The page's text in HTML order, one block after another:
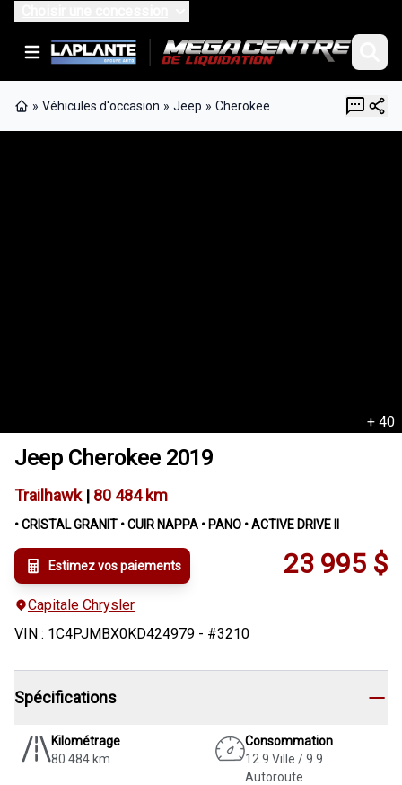
» Véhicules d'occasion » Jeep » Cherokee
+ 40
Jeep Cherokee 2019
Trailhawk| 80 484 km
• CRISTAL GRANIT • CUIR NAPPA • PANO • ACTIVE DRIVE II
23 995$
Estimez vos paiements
Capitale Chrysler
VIN : 1C4PJMBX0KD424979 - #3210
Spécifications
Kilométrage
80 484 km
Consommation
12.9 Ville / 9.9
Autoroute